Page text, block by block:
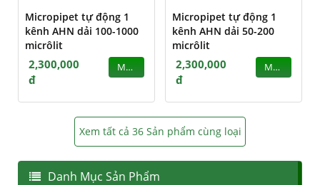
Micropipet tự động 1
kênh AHN dải 100-1000
micrôlit
2,300,000
đ
MUA
Micropipet tự động 1
kênh AHN dải 50-200
micrôlit
2,300,000
đ
MUA
Xem tất cả 36 Sản phẩm cùng loại
Danh Mục Sản Phẩm